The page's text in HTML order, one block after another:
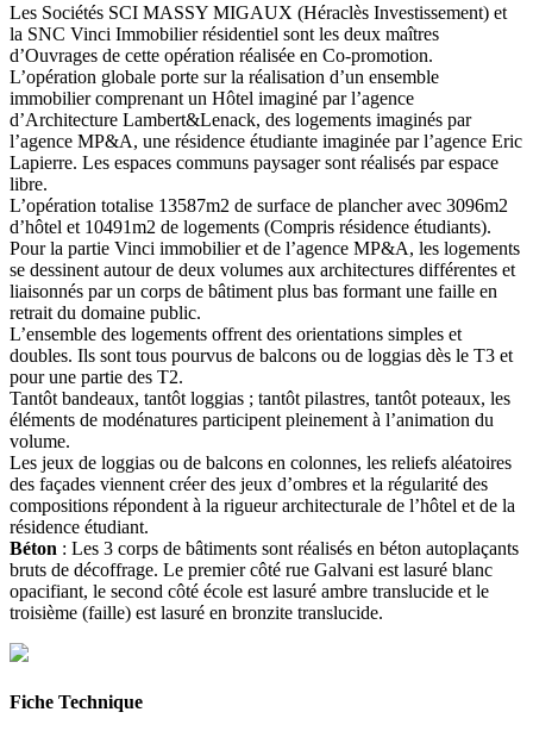
Les Sociétés SCI MASSY MIGAUX (Héraclès Investissement) et
la SNC Vinci Immobilier résidentiel sont les deux maîtres
d’Ouvrages de cette opération réalisée en Co-promotion.
L’opération globale porte sur la réalisation d’un ensemble
immobilier comprenant un Hôtel imaginé par l’agence
d’Architecture Lambert&Lenack, des logements imaginés par
l’agence MP&A, une résidence étudiante imaginée par l’agence Eric
Lapierre. Les espaces communs paysager sont réalisés par espace
libre.
L’opération totalise 13587m2 de surface de plancher avec 3096m2
d’hôtel et 10491m2 de logements (Compris résidence étudiants).
Pour la partie Vinci immobilier et de l’agence MP&A, les logements
se dessinent autour de deux volumes aux architectures différentes et
liaisonnés par un corps de bâtiment plus bas formant une faille en
retrait du domaine public.
L’ensemble des logements offrent des orientations simples et
doubles. Ils sont tous pourvus de balcons ou de loggias dès le T3 et
pour une partie des T2.
Tantôt bandeaux, tantôt loggias ; tantôt pilastres, tantôt poteaux, les
éléments de modénatures participent pleinement à l’animation du
volume.
Les jeux de loggias ou de balcons en colonnes, les reliefs aléatoires
des façades viennent créer des jeux d’ombres et la régularité des
compositions répondent à la rigueur architecturale de l’hôtel et de la
résidence étudiant.
Béton : Les 3 corps de bâtiments sont réalisés en béton autoplaçants
bruts de décoffrage. Le premier côté rue Galvani est lasuré blanc
opacifiant, le second côté école est lasuré ambre translucide et le
troisième (faille) est lasuré en bronzite translucide.
Fiche Technique